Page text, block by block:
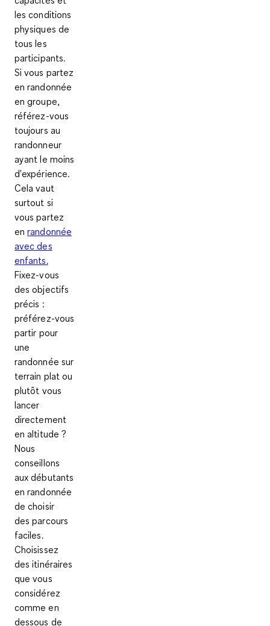
les conditions
physiques de
tous les
participants.
Si vous partez
en randonnée
en groupe,
référez-vous
toujours au
randonneur
ayant le moins
d'expérience.
Cela vaut
surtout si
vous partez
enrandonnée
avec des
enfants.
Fixez-vous
desobjectifs
précis :
préférez-vous
partir pour
une
randonnée sur
terrain plat ou
plutôt vous
lancer
directement
en altitude ?
Nous
conseillons
aux débutants
en randonnée
de choisir
desparcours
faciles.
Choisissez
des itinéraires
que vous
considérez
comme en
dessous de